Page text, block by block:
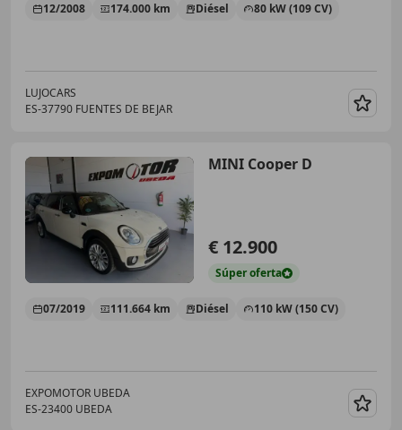
12/2008 174.000 km Diésel 80 kW (109 CV)
LUJOCARS
ES-37790 FUENTES DE BEJAR
MINI Cooper D
€ 12.900
Súperoferta
07/2019 111.664 km Diésel 110 kW (150 CV)
EXPOMOTOR UBEDA
ES-23400 UBEDA